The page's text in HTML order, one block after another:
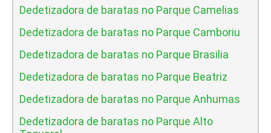
Dedetizadora de baratas no Parque Camelias
Dedetizadora de baratas no Parque Camboriu
Dedetizadora de baratas no Parque Brasilia
Dedetizadora de baratas no Parque Beatriz
Dedetizadora de baratas no Parque Anhumas
Dedetizadora de baratas no Parque Alto